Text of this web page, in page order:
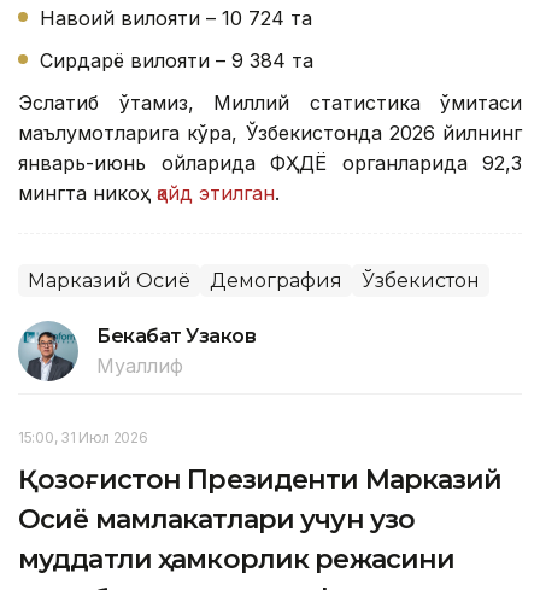
Навоий вилояти – 10 724 та
Сирдарё вилояти – 9 384 та
Эслатиб ўтамиз, Миллий статистика қўмитаси
маълумотларига кўра, Ўзбекистонда 2026 йилнинг
январь-июнь ойларида ФҲДЁ органларида 92,3
мингта никоҳ қайд этилган.
Марказий Осиё Демография Ўзбекистон
Бекабат Узаков
Муаллиф
15:00, 31 Июл 2026
Қозоғистон Президенти Марказий
Осиё мамлакатлари учун узоқ
муддатли ҳамкорлик режасини